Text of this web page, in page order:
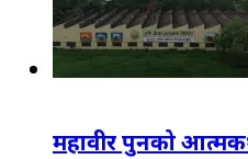
महावीर पुनको